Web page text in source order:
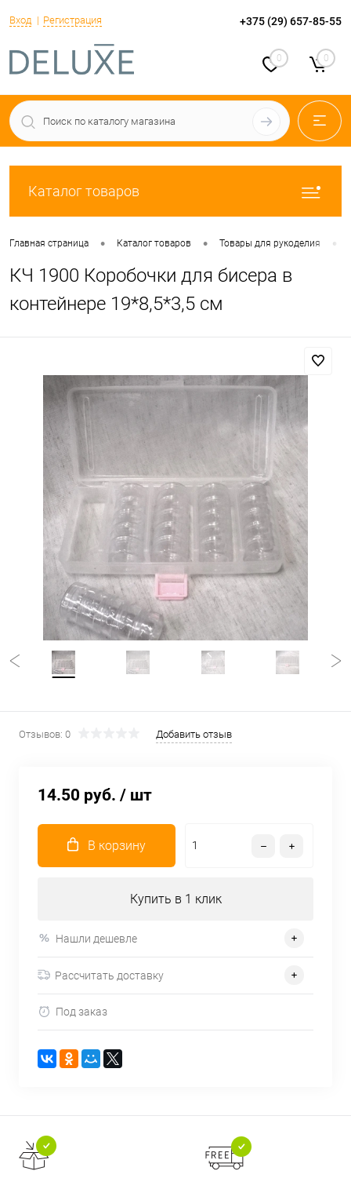
Вход Регистрация +375 (29) 657-85-55
0 0
Каталог товаров
Главная страница • Каталог товаров • Товары для рукоделия •
КЧ 1900 Коробочки для бисера в
контейнере 19*8,5*3,5 см
Отзывов: 0 Добавить отзыв
14.50 руб. / шт
В корзину
Купить в 1 клик
Нашли дешевле
Рассчитать доставку
Под заказ